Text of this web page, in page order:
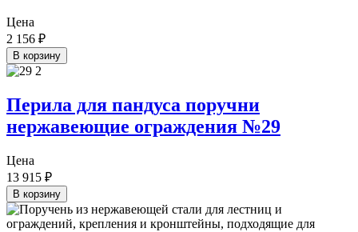
Цена
2 156 ₽
В корзину
Перила для пандуса поручни
нержавеющие ограждения №29
Цена
13 915 ₽
В корзину